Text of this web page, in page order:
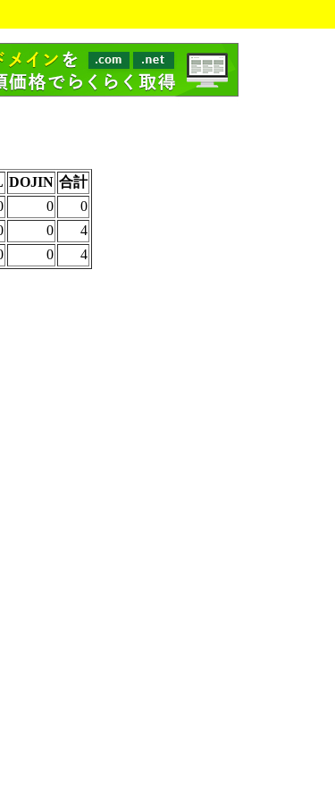
DOJIN 合計
0
0
0
4
0 4